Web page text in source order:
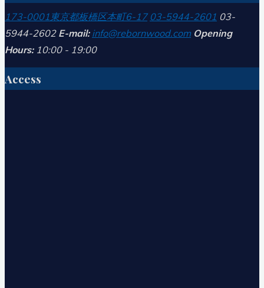
173-0001東京都板橋区本町6-17 03-5944-2601 03-
5944-2602 E-mail: info@rebornwood.com Opening
Hours: 10:00 - 19:00
Access